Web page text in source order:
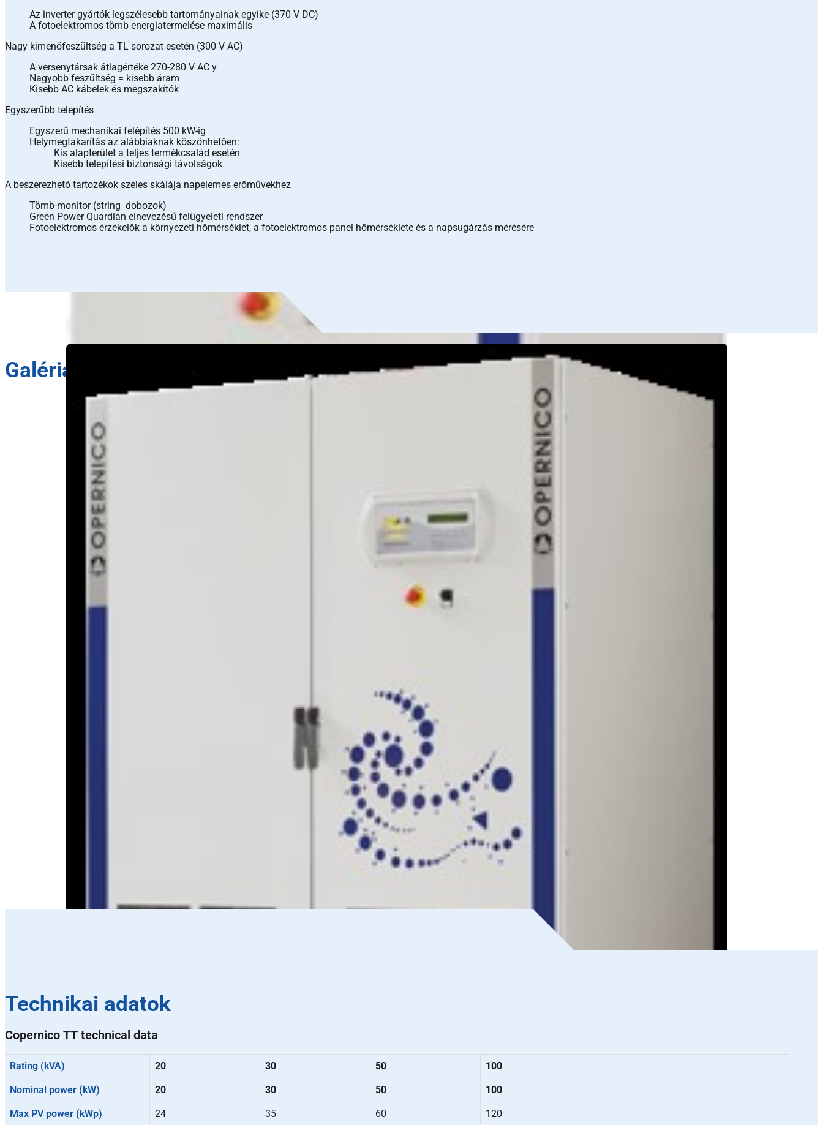
Az inverter gyártók legszélesebb tartományainak egyike (370 V DC)
A fotoelektromos tömb energiatermelése maximális
Nagy kimenőfeszültség a TL sorozat esetén (300 V AC)
A versenytársak átlagértéke 270-280 V AC y
Nagyobb feszültség = kisebb áram
Kisebb AC kábelek és megszakítók
Egyszerűbb telepítés
Egyszerű mechanikai felépítés 500 kW-ig
Helymegtakarítás az alábbiaknak köszönhetően:
Kis alapterület a teljes termékcsalád esetén
Kisebb telepítési biztonsági távolságok
A beszerezhető tartozékok széles skálája napelemes erőművekhez
Tömb-monitor (string dobozok)
Green Power Quardian elnevezésű felügyeleti rendszer
Fotoelektromos érzékelők a környezeti hőmérséklet, a fotoelektromos panel hőmérséklete és a napsugárzás mérésére
Galéria
Technikai adatok
Copernico TT technical data
Rating (kVA) 20 30 50 100
Nominal power (kW) 20 30 50 100
Max PV power (kWp) 24 35 60 120